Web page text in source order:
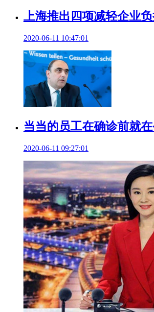
上海推出四项减轻企业
2020-06-11 10:47:01
当当的员工在确诊前就
2020-06-11 09:27:01